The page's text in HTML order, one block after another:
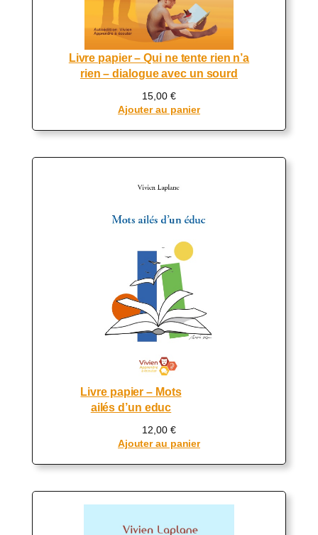
Livre papier – Qui ne tente rien n’a
rien – dialogue avec un sourd
15,00 €
Ajouter au panier
Livre papier – Mots
ailés d’un educ
12,00 €
Ajouter au panier